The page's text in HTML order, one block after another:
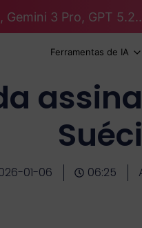
3 Pro, GPT
Ferramentas de IA
01-06 06:25